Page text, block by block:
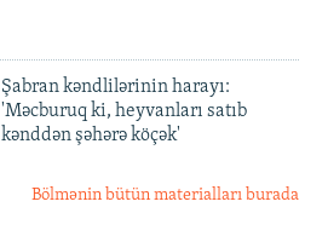
Şabran kəndlilərinin harayı:
'Məcburuq ki, heyvanları satıb
kənddən şəhərə köçək'
Bölmənin bütün materialları burada